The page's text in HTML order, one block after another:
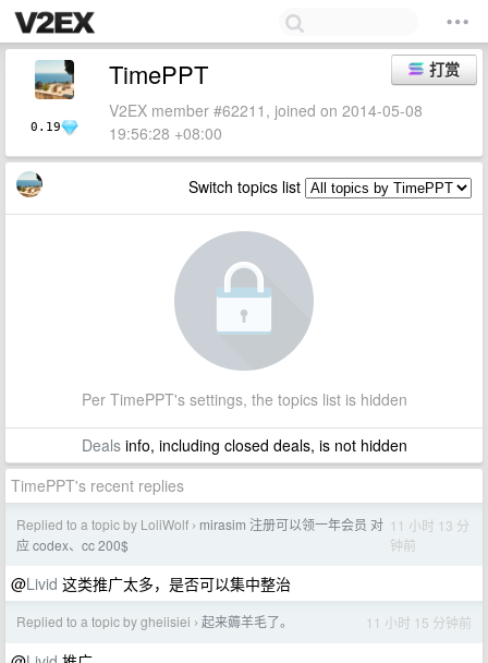
0.19
打赏
TimePPT
V2EX member #62211, joined on 2014-05-08
19:56:28 +08:00
Switch topics list
Per TimePPT's settings, the topics list is hidden
Dealsinfo, including closed deals, is not hidden
TimePPT's recent replies
Replied to a topic by LoliWolf › mirasim 注册可以领一年会员 对
应 codex、cc 200$
11 小时 13 分
钟前
@Livid 这类推广太多，是否可以集中整治
Replied to a topic by gheiisiei › 起来薅羊毛了。 11 小时 15 分钟前